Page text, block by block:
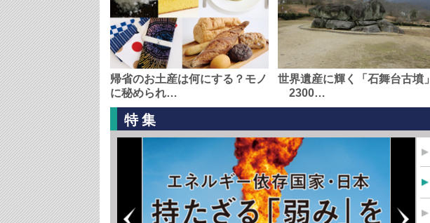
帰省のお土産は何にする？モノ
に秘められ…
世界遺産に輝く「石舞台古墳」
2300…
特集